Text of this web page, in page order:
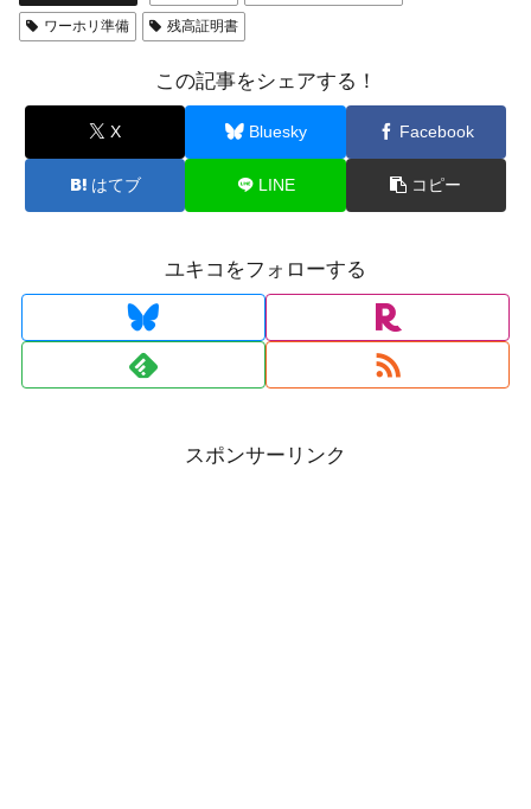
ワーホリ準備 残高証明書
この記事をシェアする！
X Bluesky Facebook
はてブ LINE コピー
ユキコをフォローする
スポンサーリンク